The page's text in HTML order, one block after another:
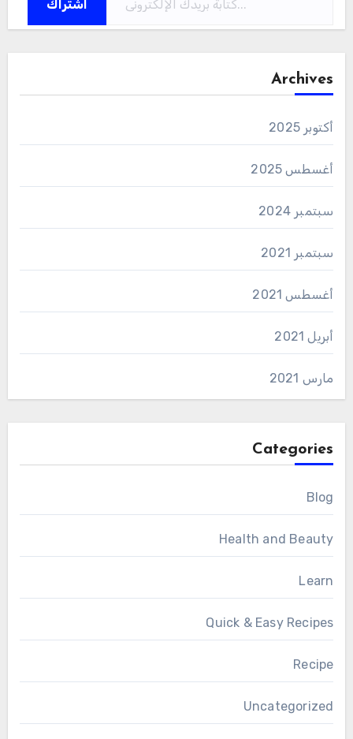
اشتراك
Archives
أكتوبر 2025
أغسطس 2025
سبتمبر 2024
سبتمبر 2021
أغسطس 2021
أبريل 2021
مارس 2021
Categories
Blog
Health and Beauty
Learn
Quick & Easy Recipes
Recipe
Uncategorized